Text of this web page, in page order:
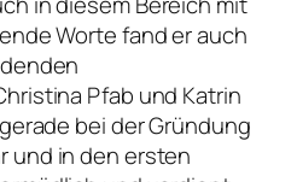
Worte fand er auch
Pfab und Katrin
bei der Gründung
und in den ersten